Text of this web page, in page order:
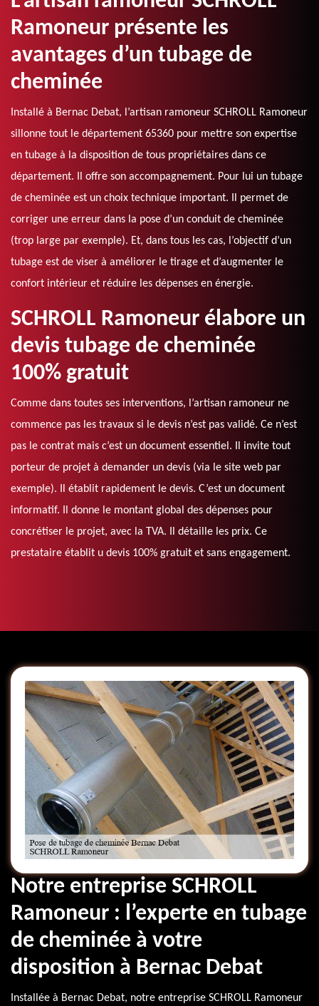
Ramoneur présente les
avantages d’un tubage de
cheminée
Installé à Bernac Debat, l’artisan ramoneur SCHROLL Ramoneur
sillonne tout le département 65360 pour mettre son expertise
en tubage à la disposition de tous propriétaires dans ce
département. Il offre son accompagnement. Pour lui un tubage
de cheminée est un choix technique important. Il permet de
corriger une erreur dans la pose d’un conduit de cheminée
(trop large par exemple). Et, dans tous les cas, l’objectif d’un
tubage est de viser à améliorer le tirage et d’augmenter le
confort intérieur et réduire les dépenses en énergie.
SCHROLL Ramoneur élabore un
devis tubage de cheminée
100% gratuit
Comme dans toutes ses interventions, l’artisan ramoneur ne
commence pas les travaux si le devis n’est pas validé. Ce n’est
pas le contrat mais c’est un document essentiel. Il invite tout
porteur de projet à demander un devis (via le site web par
exemple). Il établit rapidement le devis. C’est un document
informatif. Il donne le montant global des dépenses pour
concrétiser le projet, avec la TVA. Il détaille les prix. Ce
prestataire établit u devis 100% gratuit et sans engagement.
Notre entreprise SCHROLL
Ramoneur : l’experte en tubage
de cheminée à votre
disposition à Bernac Debat
Installée à Bernac Debat, notre entreprise SCHROLL Ramoneur